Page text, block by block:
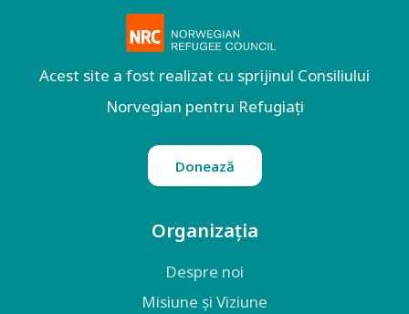
Acest site a fost realizat cu sprijinul Consiliului
Norvegian pentru Refugiați
Donează
Organizația
Despre noi
Misiune și Viziune